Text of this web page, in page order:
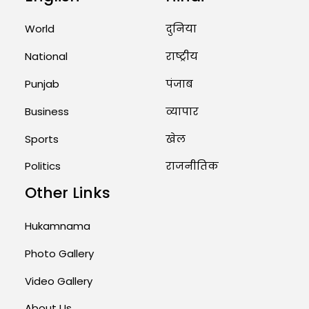
Priests Conducting Rituals...
August 1, 2026 11:24 AM
World
National
Punjab
Business
Sports
Politics
दुनिया
राष्ट्रीय
पंजाब
व्यापार
खेल
राजनीतिक
Other Links
Hukamnama
Photo Gallery
Video Gallery